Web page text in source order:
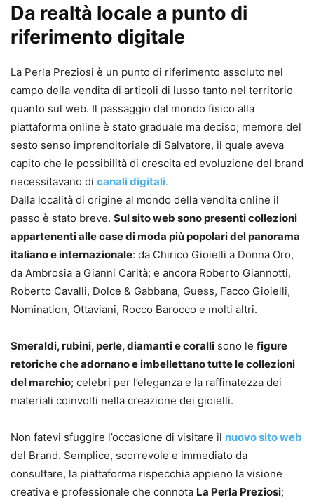
Da realtà locale a punto di
riferimento digitale
La Perla Preziosi è un punto di riferimento assoluto nel
campo della vendita di articoli di lusso tanto nel territorio
quanto sul web. Il passaggio dal mondo fisico alla
piattaforma online è stato graduale ma deciso; memore del
sesto senso imprenditoriale di Salvatore, il quale aveva
capito che le possibilità di crescita ed evoluzione del brand
necessitavano di canali digitali.
Dalla località di origine al mondo della vendita online il
passo è stato breve. Sul sito web sono presenti collezioni
appartenenti alle case di moda più popolari del panorama
italiano e internazionale: da Chirico Gioielli a Donna Oro,
da Ambrosia a Gianni Carità; e ancora Roberto Giannotti,
Roberto Cavalli, Dolce & Gabbana, Guess, Facco Gioielli,
Nomination, Ottaviani, Rocco Barocco e molti altri.
Smeraldi, rubini, perle, diamanti e coralli sono le figure
retoriche che adornano e imbellettano tutte le collezioni
del marchio; celebri per l’eleganza e la raffinatezza dei
materiali coinvolti nella creazione dei gioielli.
Non fatevi sfuggire l’occasione di visitare il nuovo sito web
del Brand. Semplice, scorrevole e immediato da
consultare, la piattaforma rispecchia appieno la visione
creativa e professionale che connota La Perla Preziosi;